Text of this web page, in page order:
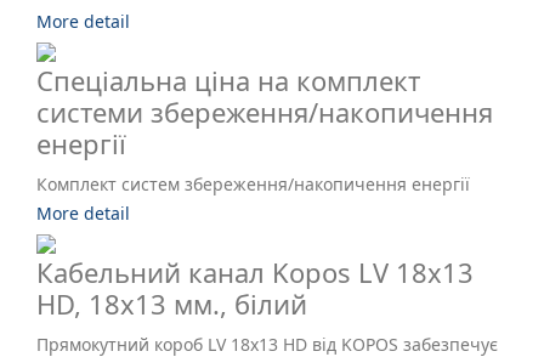
More detail
Спеціальна ціна на комплект
системи збереження/накопичення
енергії
Комплект систем збереження/накопичення енергії
More detail
Кабельний канал Kopos LV 18х13
HD, 18х13 мм., білий
Прямокутний короб LV 18x13 HD від KOPOS забезпечує